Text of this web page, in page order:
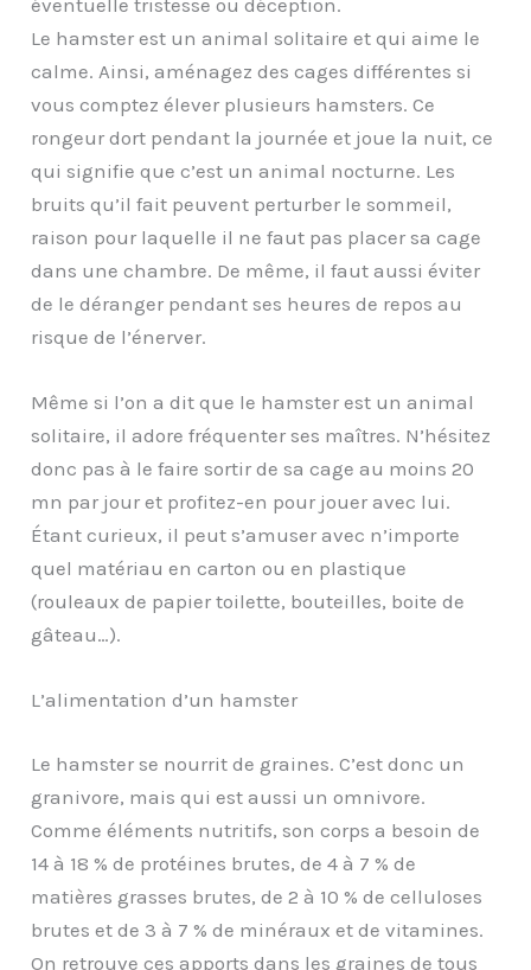
Le hamster est un animal solitaire et qui aime le
calme. Ainsi, aménagez des cages différentes si
vous comptez élever plusieurs hamsters. Ce
rongeur dort pendant la journée et joue la nuit, ce
qui signifie que c’est un animal nocturne. Les
bruits qu’il fait peuvent perturber le sommeil,
raison pour laquelle il ne faut pas placer sa cage
dans une chambre. De même, il faut aussi éviter
de le déranger pendant ses heures de repos au
risque de l’énerver.
Même si l’on a dit que le hamster est un animal
solitaire, il adore fréquenter ses maîtres. N’hésitez
donc pas à le faire sortir de sa cage au moins 20
mn par jour et profitez-en pour jouer avec lui.
Étant curieux, il peut s’amuser avec n’importe
quel matériau en carton ou en plastique
(rouleaux de papier toilette, bouteilles, boite de
gâteau…).
L’alimentation d’un hamster
Le hamster se nourrit de graines. C’est donc un
granivore, mais qui est aussi un omnivore.
Comme éléments nutritifs, son corps a besoin de
14 à 18 % de protéines brutes, de 4 à 7 % de
matières grasses brutes, de 2 à 10 % de celluloses
brutes et de 3 à 7 % de minéraux et de vitamines.
On retrouve ces apports dans les graines de tous